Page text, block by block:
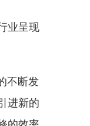
业呈现
不断发
进新的